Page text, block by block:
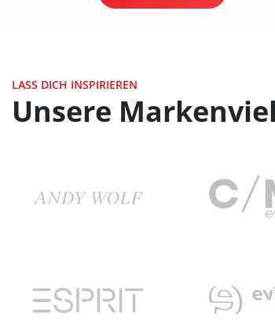
LASS DICH INSPIRIEREN
Unsere